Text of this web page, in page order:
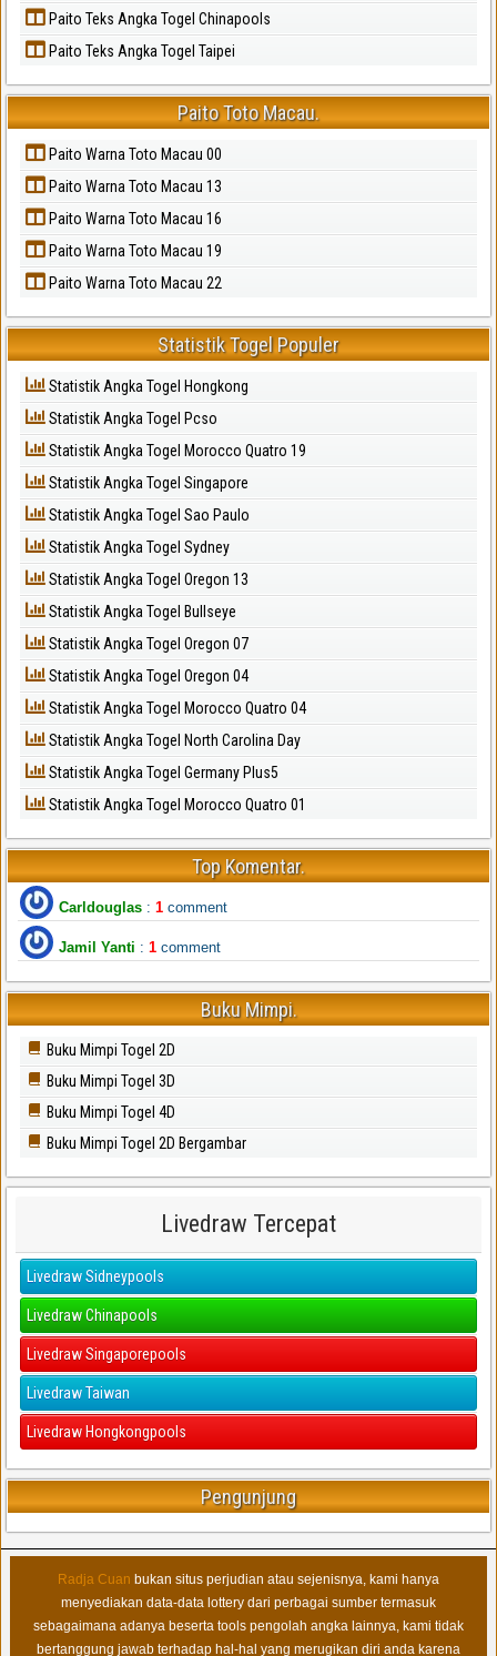
Paito Teks Angka Togel Chinapools
Paito Teks Angka Togel Taipei
Paito Toto Macau.
Paito Warna Toto Macau 00
Paito Warna Toto Macau 13
Paito Warna Toto Macau 16
Paito Warna Toto Macau 19
Paito Warna Toto Macau 22
Statistik Togel Populer
Statistik Angka Togel Hongkong
Statistik Angka Togel Pcso
Statistik Angka Togel Morocco Quatro 19
Statistik Angka Togel Singapore
Statistik Angka Togel Sao Paulo
Statistik Angka Togel Sydney
Statistik Angka Togel Oregon 13
Statistik Angka Togel Bullseye
Statistik Angka Togel Oregon 07
Statistik Angka Togel Oregon 04
Statistik Angka Togel Morocco Quatro 04
Statistik Angka Togel North Carolina Day
Statistik Angka Togel Germany Plus5
Statistik Angka Togel Morocco Quatro 01
Top Komentar.
Carldouglas : 1 comment
Jamil Yanti : 1 comment
Buku Mimpi.
Buku Mimpi Togel 2D
Buku Mimpi Togel 3D
Buku Mimpi Togel 4D
Buku Mimpi Togel 2D Bergambar
Livedraw Tercepat
Livedraw Sidneypools
Livedraw Chinapools
Livedraw Singaporepools
Livedraw Taiwan
Livedraw Hongkongpools
Pengunjung
Radja Cuan bukan situs perjudian atau sejenisnya, kami hanya
menyediakan data-data lottery dari perbagai sumber termasuk
sebagaimana adanya beserta tools pengolah angka lainnya, kami tidak
bertanggung jawab terhadap hal-hal yang merugikan diri anda karena